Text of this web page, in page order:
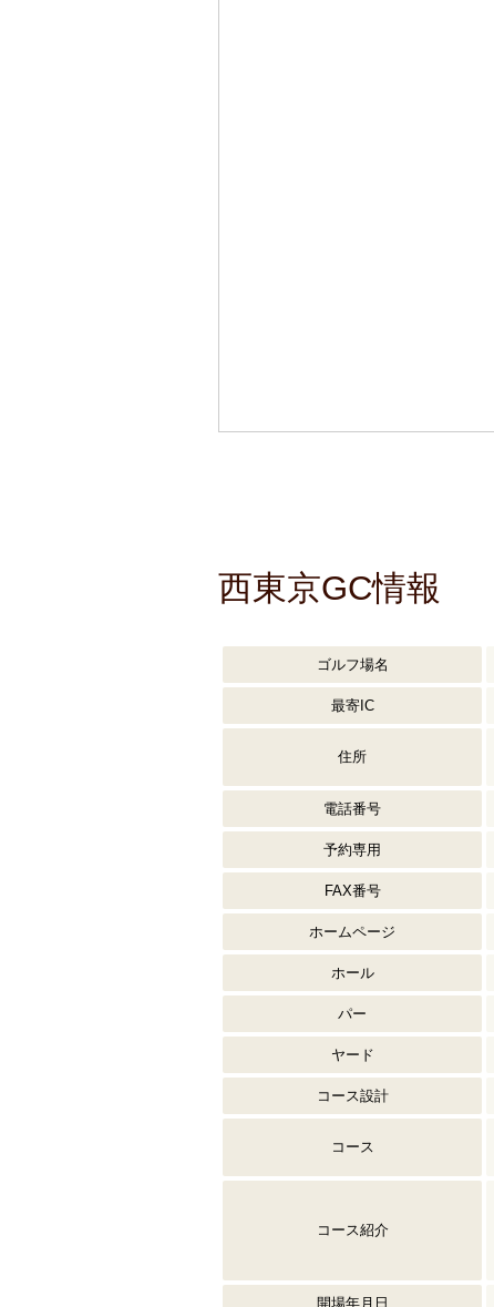
西東京GC情報
ゴルフ場名
最寄IC
住所
電話番号
予約専用
FAX番号
ホームページ
ホール
パー
ヤード
コース設計
コース
コース紹介
開場年月日